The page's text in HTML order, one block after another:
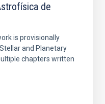
de
is provisionally
and Planetary
chapters written